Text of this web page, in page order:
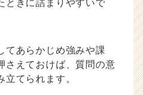
ときに詰まりやすいで
てあらかじめ強みや課
さえておけば、質問の意
立てられます。